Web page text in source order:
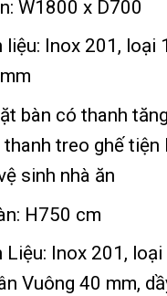
W1800 x D700
liệu: Inox 201, loại
bàn có thanh
treo ghế tiện
sinh nhà ăn
H750 cm
Liệu: Inox 201, loại
Vuông 40 mm,